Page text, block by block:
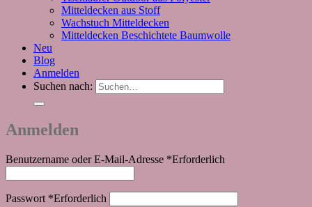
Mitteldecken aus Stoff
Wachstuch Mitteldecken
Mitteldecken Beschichtete Baumwolle
Neu
Blog
Anmelden
Suchen nach:
Anmelden
Benutzername oder E-Mail-Adresse *Erforderlich
Passwort *Erforderlich